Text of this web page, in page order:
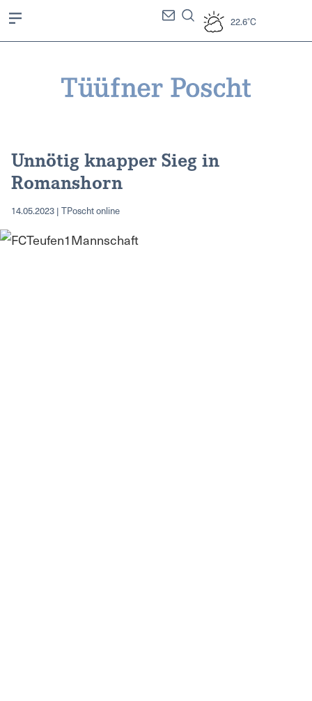
22.6°C
Unnötig knapper Sieg in
Romanshorn
14.05.2023 | TPoscht online